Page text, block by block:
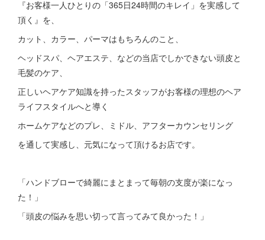
『お客様一人ひとりの「365日24時間のキレイ」を実感して
頂く』を、
カット、カラー、パーマはもちろんのこと、
ヘッドスパ、ヘアエステ、などの当店でしかできない頭皮と
毛髪のケア、
正しいヘアケア知識を持ったスタッフがお客様の理想のヘア
ライフスタイルへと導く
ホームケアなどのプレ、ミドル、アフターカウンセリング
を通して実感し、元気になって頂けるお店です。
「ハンドブローで綺麗にまとまって毎朝の支度が楽になっ
た！」
「頭皮の悩みを思い切って言ってみて良かった！」